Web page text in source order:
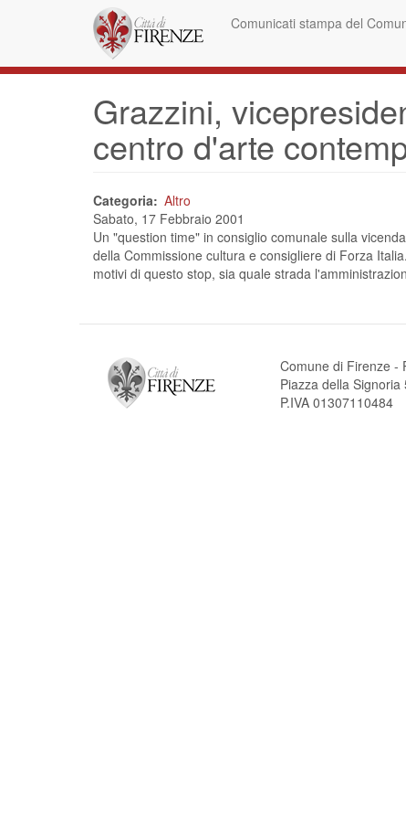
principale
Comunicati stampa del
Grazzini,
centro d'arte
Categoria Altro
Sabato, 17 Febbraio 2001
Un "question time" in consiglio comunale sulla
della Commissione cultura e consigliere di Forza
motivi di questo stop, sia quale strada
Comune di Firenze -
Piazza della
P.IVA 01307110484